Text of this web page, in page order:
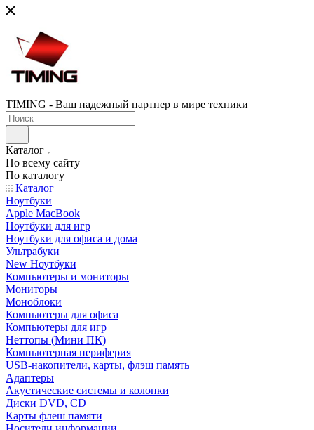
TIMING - Ваш надежный партнер в мире техники
Каталог
По всему сайту
По каталогу
Каталог
Ноутбуки
Apple MacBook
Ноутбуки для игр
Ноутбуки для офиса и дома
Ультрабуки
New Ноутбуки
Компьютеры и мониторы
Мониторы
Моноблоки
Компьютеры для офиса
Компьютеры для игр
Неттопы (Мини ПК)
Компьютерная периферия
USB-накопители, карты, флэш память
Адаптеры
Акустические системы и колонки
Диски DVD, CD
Карты флеш памяти